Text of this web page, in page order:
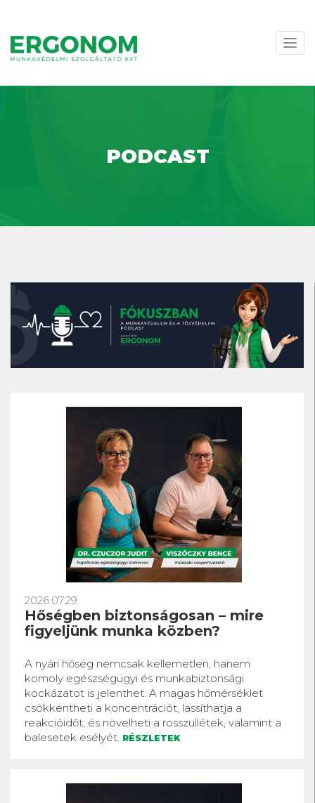
PODCAST
2026.07.29.
Hőségben biztonságosan – mire
figyeljünk munka közben?
A nyári hőség nemcsak kellemetlen, hanem
komoly egészségügyi és munkabiztonsági
kockázatot is jelenthet. A magas hőmérséklet
csökkentheti a koncentrációt, lassíthatja a
reakcióidőt, és növelheti a rosszullétek, valamint a
balesetek esélyét. RÉSZLETEK